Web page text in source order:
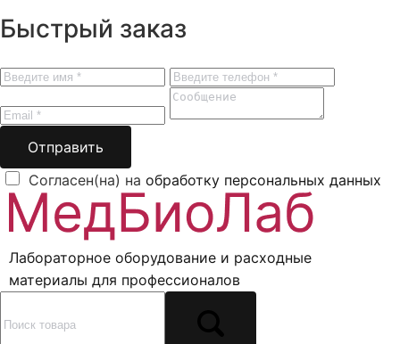
Быстрый заказ
Отправить
Согласен(на) на обработку персональных данных
Лабораторное оборудование и расходные
материалы для профессионалов